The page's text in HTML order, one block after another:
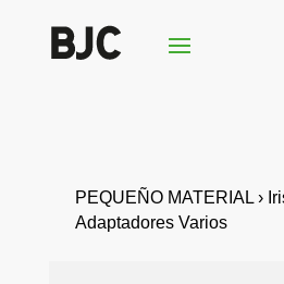
PEQUEÑO MATERIAL ›
Adaptadores Varios